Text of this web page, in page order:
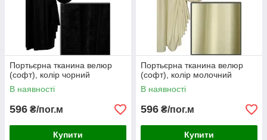
Портьєрна тканина велюр
(софт), колір чорний
В наявності
596 ₴/пог.м
Купити
Портьєрна тканина велюр
(софт), колір молочний
В наявності
596 ₴/пог.м
Купити